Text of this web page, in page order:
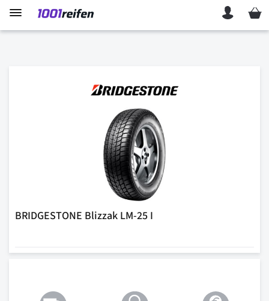
Mein
BRIDGESTONE Blizzak LM-25 I